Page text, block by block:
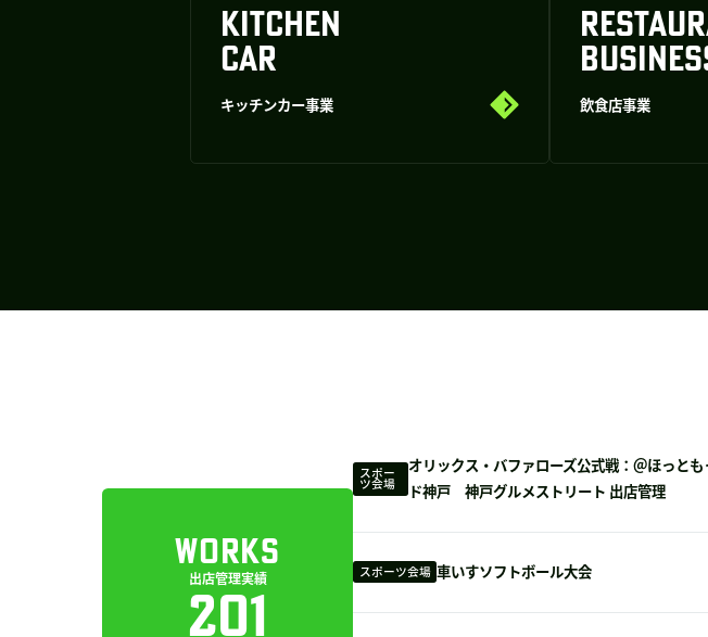
KITCHEN
CAR
キッチンカー事業 飲食店事業
WORKS
出店管理実績
201
スポー
ツ会場
オリックス・バファローズ公式戦：＠ほっと
ド神戸 神戸グルメストリート 出店管理
スポーツ会場 車いすソフトボール大会